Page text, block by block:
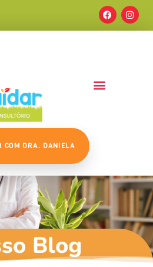
COM DRA. DANIELA
Blog